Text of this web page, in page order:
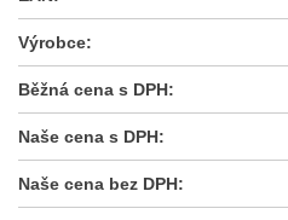
Výrobce:
Běžná cena s DPH:
Naše cena s DPH:
Naše cena bez DPH: